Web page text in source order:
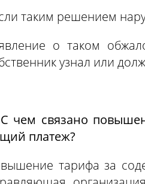
таким решением
о таком
узнал или
чем связано
платеж?
тарифа за